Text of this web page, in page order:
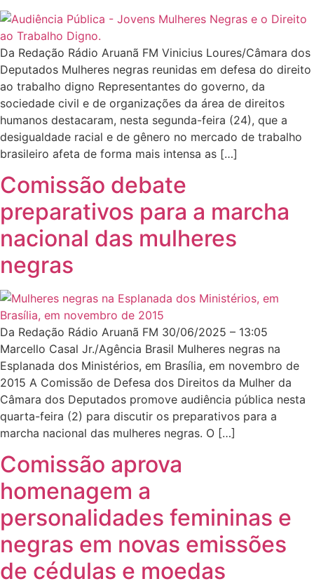
Da Redação Rádio Aruanã FM Vinicius Loures/Câmara dos
Deputados Mulheres negras reunidas em defesa do direito
ao trabalho digno Representantes do governo, da
sociedade civil e de organizações da área de direitos
humanos destacaram, nesta segunda-feira (24), que a
desigualdade racial e de gênero no mercado de trabalho
brasileiro afeta de forma mais intensa as […]
Comissão debate
preparativos para a marcha
nacional das mulheres
negras
Da Redação Rádio Aruanã FM 30/06/2025 – 13:05
Marcello Casal Jr./Agência Brasil Mulheres negras na
Esplanada dos Ministérios, em Brasília, em novembro de
2015 A Comissão de Defesa dos Direitos da Mulher da
Câmara dos Deputados promove audiência pública nesta
quarta-feira (2) para discutir os preparativos para a
marcha nacional das mulheres negras. O […]
Comissão aprova
homenagem a
personalidades femininas e
negras em novas emissões
de cédulas e moedas